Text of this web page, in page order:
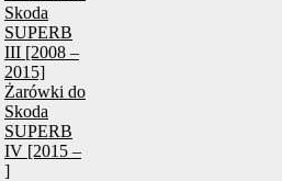
Skoda
SUPERB
III [2008 –
2015]
Żarówki do
Skoda
SUPERB
IV [2015 –
]